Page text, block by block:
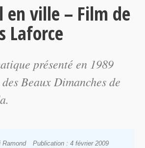
ville – Film de
Laforce
présenté en 1989
Beaux Dimanches de
Ramond
Publication : 4 février 2009